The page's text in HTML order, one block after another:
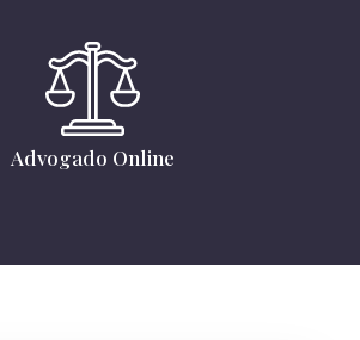
Advogado Online